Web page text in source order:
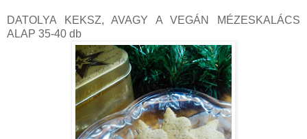
DATOLYA KEKSZ, AVAGY A VEGÁN MÉZESKALÁCS
ALAP 35-40 db